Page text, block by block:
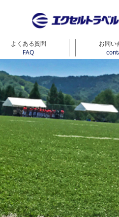
よくある質問
FAQ
お問い